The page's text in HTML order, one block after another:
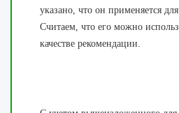
указано, что он применяется
Считаем, что его можно
качестве рекомендации.